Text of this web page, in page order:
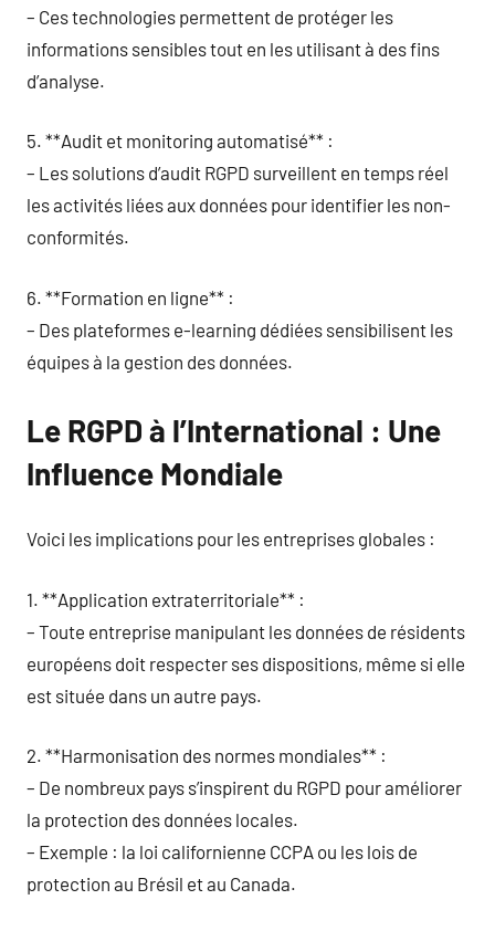
– Ces technologies permettent de protéger les
informations sensibles tout en les utilisant à des fins
d’analyse.
5. **Audit et monitoring automatisé** :
– Les solutions d’audit RGPD surveillent en temps réel
les activités liées aux données pour identifier les non-
conformités.
6. **Formation en ligne** :
– Des plateformes e-learning dédiées sensibilisent les
équipes à la gestion des données.
Le RGPD à l’International : Une
Influence Mondiale
Voici les implications pour les entreprises globales :
1. **Application extraterritoriale** :
– Toute entreprise manipulant les données de résidents
européens doit respecter ses dispositions, même si elle
est située dans un autre pays.
2. **Harmonisation des normes mondiales** :
– De nombreux pays s’inspirent du RGPD pour améliorer
la protection des données locales.
– Exemple : la loi californienne CCPA ou les lois de
protection au Brésil et au Canada.